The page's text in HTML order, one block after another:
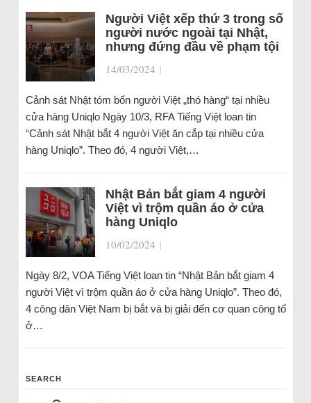
Người Việt xếp thứ 3 trong số
người nước ngoài tại Nhật,
nhưng đứng đầu về phạm tội
14/03/2024 |
Cảnh sát Nhật tóm bốn người Việt „thó hàng“ tại nhiều
cửa hàng Uniqlo Ngày 10/3, RFA Tiếng Việt loan tin
“Cảnh sát Nhật bắt 4 người Việt ăn cắp tại nhiều cửa
hàng Uniqlo”. Theo đó, 4 người Việt,…
Nhật Bản bắt giam 4 người
Việt vì trộm quần áo ở cửa
hàng Uniqlo
10/02/2024 |
Ngày 8/2, VOA Tiếng Việt loan tin “Nhật Bản bắt giam 4
người Việt vì trộm quần áo ở cửa hàng Uniqlo”. Theo đó,
4 công dân Việt Nam bị bắt và bị giải đến cơ quan công tố
ở…
SEARCH